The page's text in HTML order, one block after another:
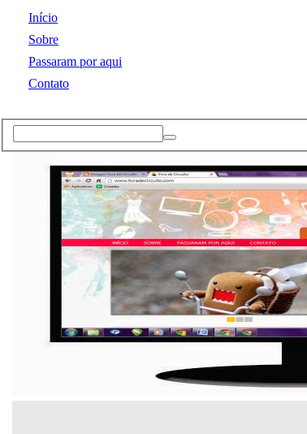
Início
Sobre
Passaram por aqui
Contato